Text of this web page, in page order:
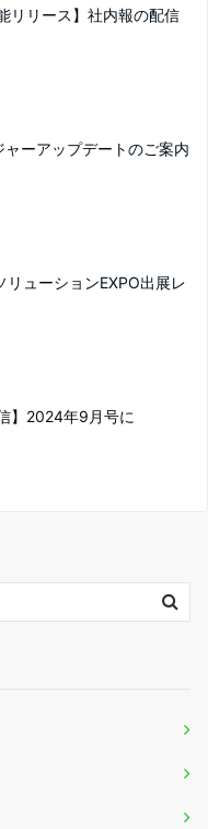
リリース】社内報の配信
ャーアップデートのご案内
リューションEXPO出展レ
】2024年9月号に